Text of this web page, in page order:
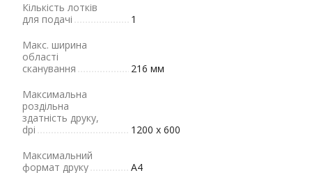
Кількість лотків
для подачі
1
Макс. ширина
області
сканування
216 мм
Максимальна
роздільна
здатність друку,
dpi
1200 x 600
Максимальний
формат друку
A4